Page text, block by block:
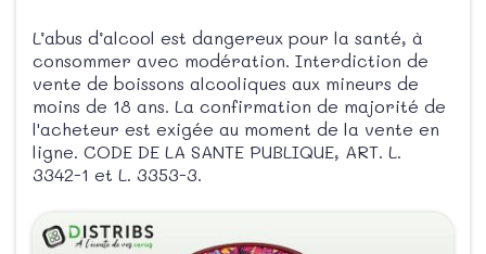
L’abus d’alcool est dangereux pour la santé, à
consommer avec modération. Interdiction de
vente de boissons alcooliques aux mineurs de
moins de 18 ans. La confirmation de majorité de
l'acheteur est exigée au moment de la vente en
ligne. CODE DE LA SANTE PUBLIQUE, ART. L.
3342-1 et L. 3353-3.